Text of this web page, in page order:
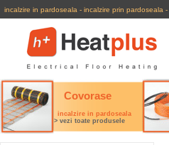
incalzire in pardoseala - incalzire prin pardoseala -
Covorase
incalzire in pardoseala
> vezi toate produsele